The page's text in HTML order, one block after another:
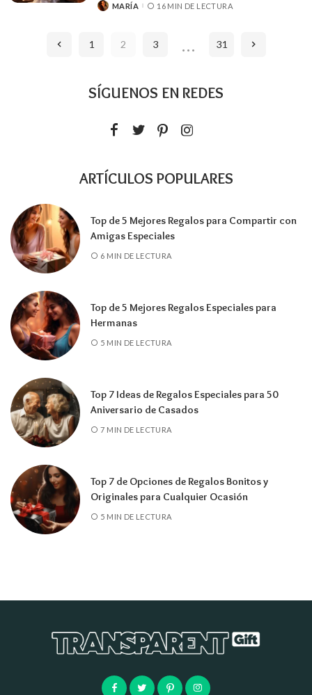
PUBLICADO
MARÍA 16 MIN DE LECTURA
1 2 3 … 31
SÍGUENOS EN REDES
ARTÍCULOS POPULARES
Top de 5 Mejores Regalos para Compartir con
Amigas Especiales
6 MIN DE LECTURA
Top de 5 Mejores Regalos Especiales para
Hermanas
5 MIN DE LECTURA
Top 7 Ideas de Regalos Especiales para 50
Aniversario de Casados
7 MIN DE LECTURA
Top 7 de Opciones de Regalos Bonitos y
Originales para Cualquier Ocasión
5 MIN DE LECTURA